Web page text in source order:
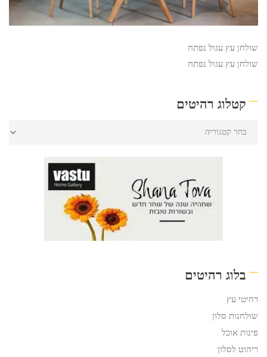
שולחן עץ עגול נפתח
שולחן עץ עגול נפתח
קטלוג רהיטים
בלוג רהיטים
רהיטי עץ
שולחנות סלון
פינות אוכל
ריהוט לסלון